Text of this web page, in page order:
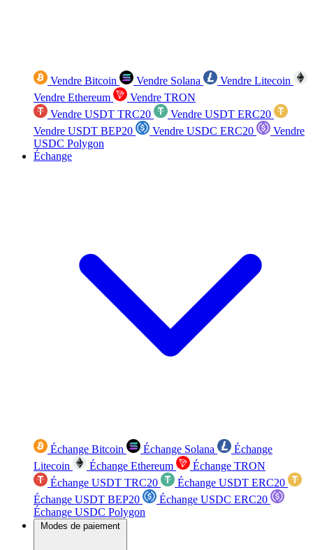
Vendre Bitcoin Vendre Solana
Vendre Litecoin
Vendre Ethereum
Vendre TRON
Vendre USDT TRC20
Vendre USDT ERC20
Vendre USDT BEP20
Vendre USDC ERC20
Vendre
USDC Polygon
Échange
Échange Bitcoin Échange Solana
Échange
Litecoin
Échange Ethereum
Échange TRON
Échange USDT TRC20
Échange USDT ERC20
Échange USDT BEP20
Échange USDC ERC20
Échange USDC Polygon
Modes de paiement